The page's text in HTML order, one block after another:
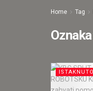
Home Tag
ISTAKNUTO